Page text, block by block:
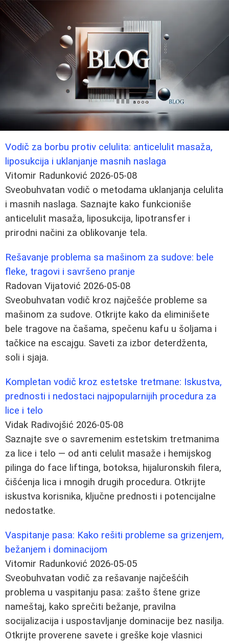
Vodič za borbu protiv celulita: anticelulit masaža,
liposukcija i uklanjanje masnih naslaga
Vitomir Radunković 2026-05-08
Sveobuhvatan vodič o metodama uklanjanja celulita
i masnih naslaga. Saznajte kako funkcioniše
anticelulit masaža, liposukcija, lipotransfer i
prirodni načini za oblikovanje tela.
Rešavanje problema sa mašinom za sudove: bele
fleke, tragovi i savršeno pranje
Radovan Vijatović 2026-05-08
Sveobuhvatan vodič kroz najčešće probleme sa
mašinom za sudove. Otkrijte kako da eliminišete
bele tragove na čašama, spečenu kafu u šoljama i
tačkice na escajgu. Saveti za izbor deterdženta,
soli i sjaja.
Kompletan vodič kroz estetske tretmane: Iskustva,
prednosti i nedostaci najpopularnijih procedura za
lice i telo
Vidak Radivojšić 2026-05-08
Saznajte sve o savremenim estetskim tretmanima
za lice i telo — od anti celulit masaže i hemijskog
pilinga do face liftinga, botoksa, hijaluronskih filera,
čišćenja lica i mnogih drugih procedura. Otkrijte
iskustva korisnika, ključne prednosti i potencijalne
nedostatke.
Vaspitanje pasa: Kako rešiti probleme sa grizenjem,
bežanjem i dominacijom
Vitomir Radunković 2026-05-05
Sveobuhvatan vodič za rešavanje najčešćih
problema u vaspitanju pasa: zašto štene grize
nameštaj, kako sprečiti bežanje, pravilna
socijalizacija i uspostavljanje dominacije bez nasilja.
Otkrijte proverene savete i greške koje vlasnici